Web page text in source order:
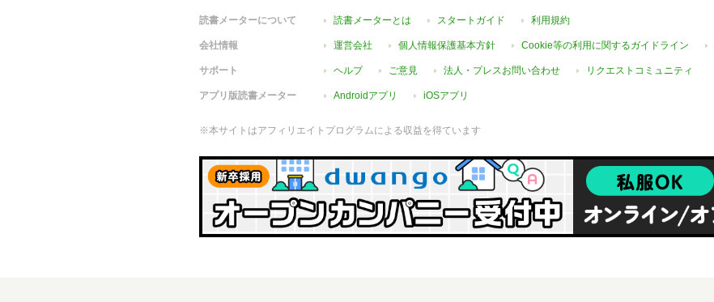
読書メーターについて 読書メーターとは スタートガイド 利用規約
会社情報 運営会社 個人情報保護基本方針 Cookie等の利用に関するガイドライン
サポート ヘルプ ご意見 法人・プレスお問い合わせ リクエストコミュニティ
アプリ版読書メーター Androidアプリ iOSアプリ
※本サイトはアフィリエイトプログラムによる収益を得ています